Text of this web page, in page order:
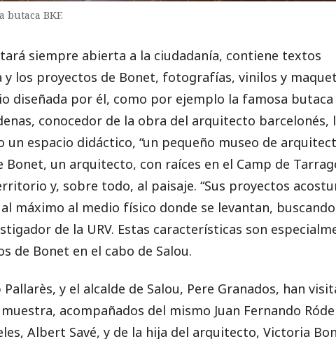
butaca BKF.
siempre abierta a la ciudadanía, contiene textos
y los proyectos de Bonet, fotografías, vinilos y
diseñada por él, como por ejemplo la famosa butaca
conocedor de la obra del arquitecto barcelonés,
un espacio didáctico, “un pequeño museo de
Bonet, un arquitecto, con raíces en el Camp de
y, sobre todo, al paisaje. “Sus proyectos
máximo al medio físico donde se levantan,
de la URV. Estas características son
de Bonet en el cabo de Salou.
Pallarès, y el alcalde de Salou, Pere Granados, han
acompañados del mismo Juan Fernando
Albert Savé, y de la hija del arquitecto, Victoria